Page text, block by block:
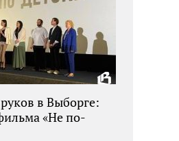
в Выборге:
«Не по-